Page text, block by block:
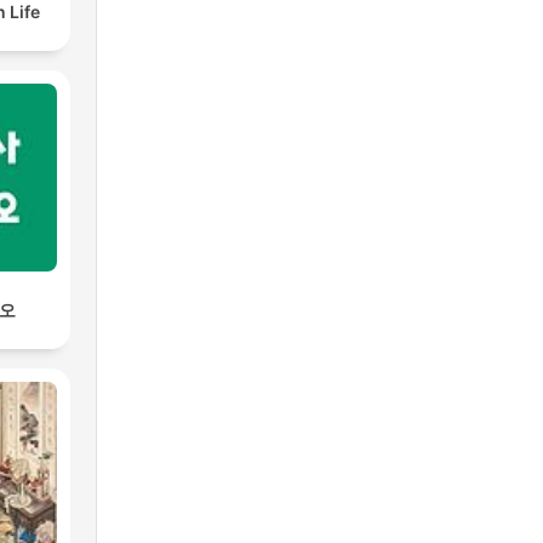
Life